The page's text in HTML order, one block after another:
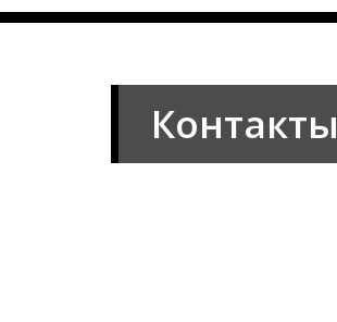
Контакты